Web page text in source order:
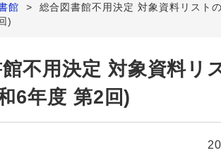
支援
館 >
総合図書館不用決定 対象資料リスト
)
不用決定 対象資料リ
6年度 第2回)